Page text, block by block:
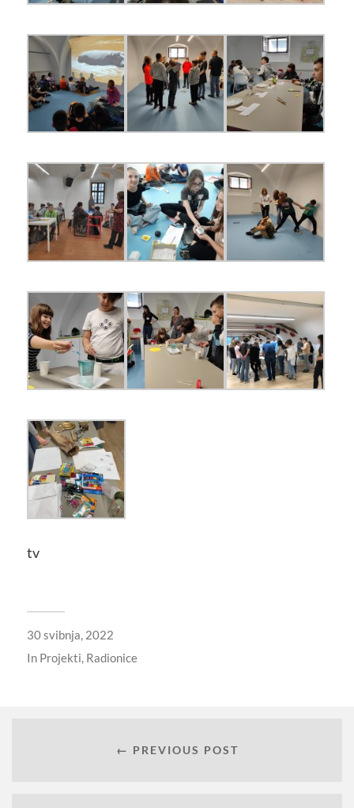
tv
30 svibnja, 2022
In Projekti, Radionice
← PREVIOUS POST